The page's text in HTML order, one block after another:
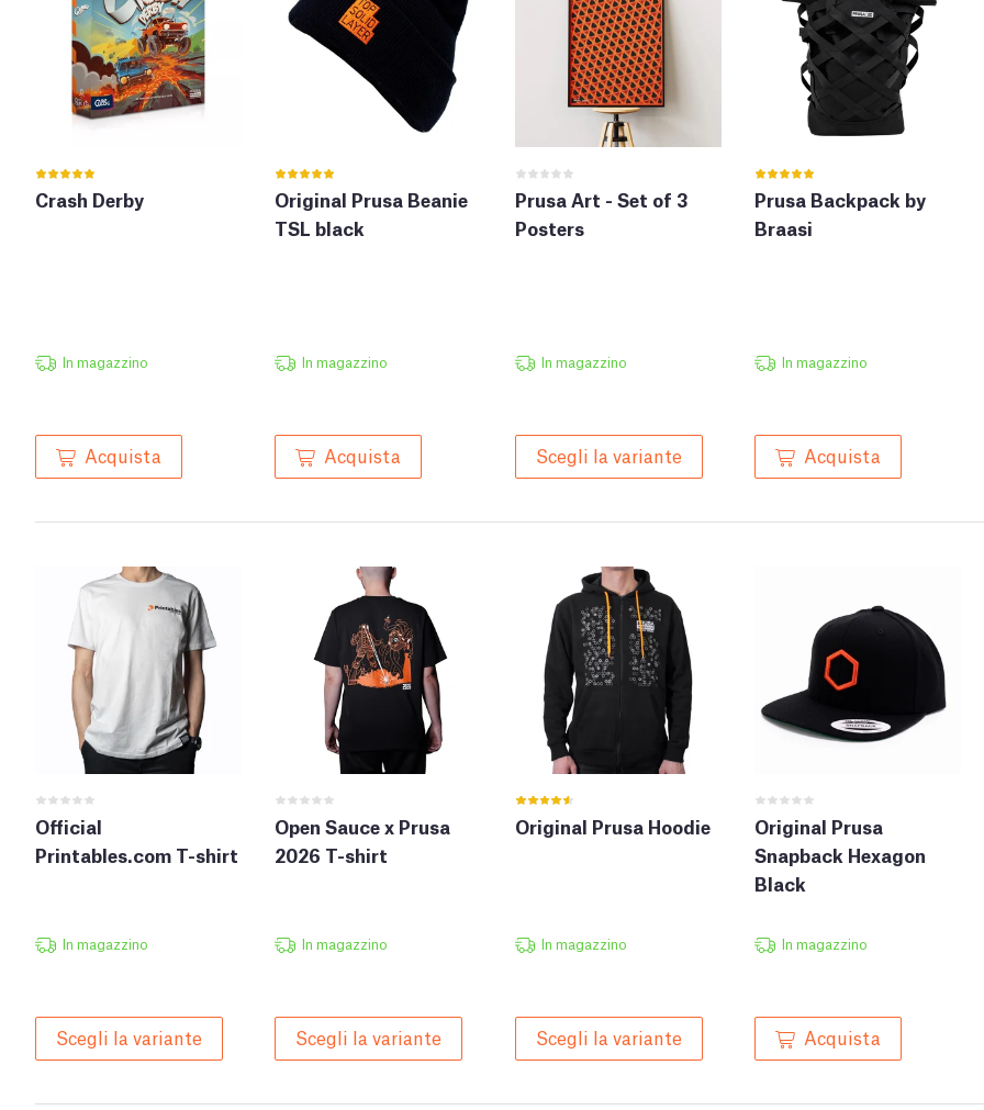
Crash Derby
In magazzino
Acquista
Original Prusa Beanie
TSL black
In magazzino
Acquista
Prusa Art - Set of 3
Posters
In magazzino
Scegli la variante
Prusa Backpack by
Braasi
In magazzino
Acquista
Official
Printables.com T-shirt
In magazzino
Scegli la variante
Open Sauce x Prusa
2026 T-shirt
In magazzino
Scegli la variante
Original Prusa Hoodie
In magazzino
Scegli la variante
Original Prusa
Snapback Hexagon
Black
In magazzino
Acquista